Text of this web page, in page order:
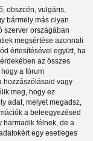
obszcén, vulgáris,
bármely más olyan
szerver országában
megsértése azonnali
értesítésével együtt, ha
az összes
a fórum
hozzászólásaid vagy
meg, hogy ez
adat, melyet megadsz,
a beleegyezésed
harmadik félnek, de a
egy esetleges